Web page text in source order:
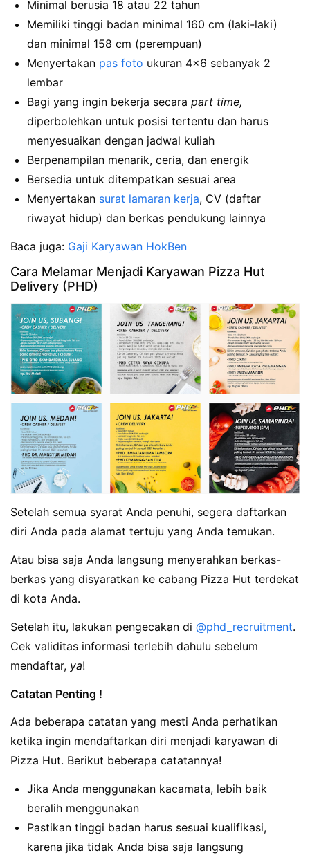
Minimal berusia 18 atau 22 tahun
Memiliki tinggi badan minimal 160 cm (laki-laki)
dan minimal 158 cm (perempuan)
Menyertakan pas foto ukuran 4×6 sebanyak 2
lembar
Bagi yang ingin bekerja secara part time,
diperbolehkan untuk posisi tertentu dan harus
menyesuaikan dengan jadwal kuliah
Berpenampilan menarik, ceria, dan energik
Bersedia untuk ditempatkan sesuai area
Menyertakan surat lamaran kerja, CV (daftar
riwayat hidup) dan berkas pendukung lainnya
Baca juga: Gaji Karyawan HokBen
Cara Melamar Menjadi Karyawan Pizza Hut
Delivery (PHD)
Setelah semua syarat Anda penuhi, segera daftarkan
diri Anda pada alamat tertuju yang Anda temukan.
Atau bisa saja Anda langsung menyerahkan berkas-
berkas yang disyaratkan ke cabang Pizza Hut terdekat
di kota Anda.
Setelah itu, lakukan pengecakan di @phd_recruitment.
Cek validitas informasi terlebih dahulu sebelum
mendaftar, ya!
Catatan Penting !
Ada beberapa catatan yang mesti Anda perhatikan
ketika ingin mendaftarkan diri menjadi karyawan di
Pizza Hut. Berikut beberapa catatannya!
Jika Anda menggunakan kacamata, lebih baik
beralih menggunakan
Pastikan tinggi badan harus sesuai kualifikasi,
karena jika tidak Anda bisa saja langsung